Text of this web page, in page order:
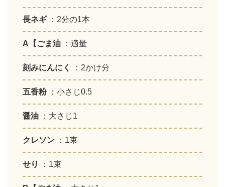
長ネギ ：2分の1本
A【ごま油 ：適量
刻みにんにく ：2かけ分
五香粉 ：小さじ0.5
醤油 ：大さじ1
クレソン ：1束
せり ：1束